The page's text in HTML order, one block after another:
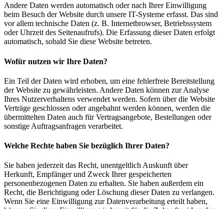
Andere Daten werden automatisch oder nach Ihrer Einwilligung
beim Besuch der Website durch unsere IT-Systeme erfasst. Das sind
vor allem technische Daten (z. B. Internetbrowser, Betriebssystem
oder Uhrzeit des Seitenaufrufs). Die Erfassung dieser Daten erfolgt
automatisch, sobald Sie diese Website betreten.
Wofür nutzen wir Ihre Daten?
Ein Teil der Daten wird erhoben, um eine fehlerfreie Bereitstellung
der Website zu gewährleisten. Andere Daten können zur Analyse
Ihres Nutzerverhaltens verwendet werden. Sofern über die Website
Verträge geschlossen oder angebahnt werden können, werden die
übermittelten Daten auch für Vertragsangebote, Bestellungen oder
sonstige Auftragsanfragen verarbeitet.
Welche Rechte haben Sie bezüglich Ihrer Daten?
Sie haben jederzeit das Recht, unentgeltlich Auskunft über
Herkunft, Empfänger und Zweck Ihrer gespeicherten
personenbezogenen Daten zu erhalten. Sie haben außerdem ein
Recht, die Berichtigung oder Löschung dieser Daten zu verlangen.
Wenn Sie eine Einwilligung zur Datenverarbeitung erteilt haben,